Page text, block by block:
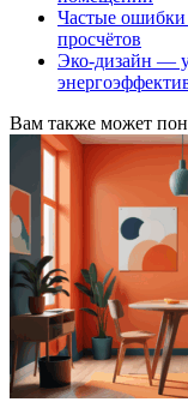
Частые
просчётов
Эко-дизайн —
Вам также может